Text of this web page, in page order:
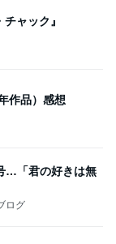
ャック』
作品）感想
…「君の好きは無
ログ